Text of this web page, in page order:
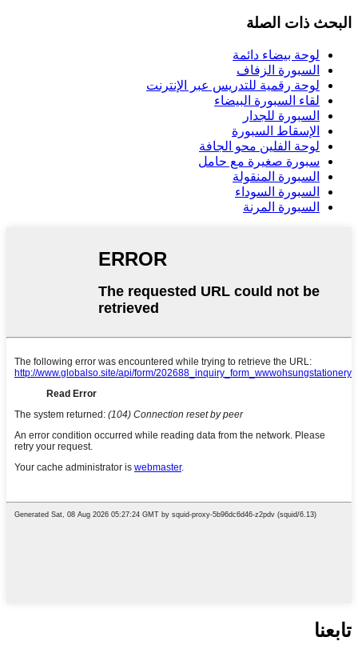
البحث ذات الصلة
لوحة بيضاء دائمة
السبورة الزفاف
لوحة رقمية للتدريس عبر الإنترنت
لقاء السبورة البيضاء
السبورة للجدار
الإسقاط السبورة
لوحة الفلين محو الجافة
سبورة صغيرة مع حامل
السبورة المنقولة
السبورة السوداء
السبورة المرنة
تابعنا